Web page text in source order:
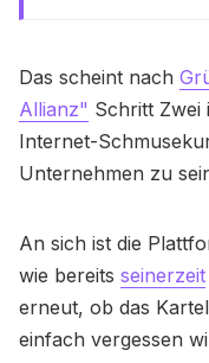
Das scheint nach
Allianz" Schritt Zwei
Internet-
Unternehmen zu
An sich ist die
wie bereits seinerzeit
erneut, ob das
einfach vergessen